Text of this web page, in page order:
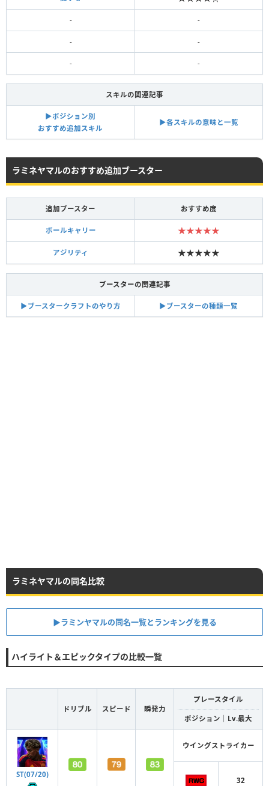
- -
- -
- -
スキルの関連記事
▶︎ポジション別
おすすめ追加スキル
▶︎各スキルの意味と一覧
ラミネヤマルのおすすめ追加ブースター
追加ブースター おすすめ度
ボールキャリー ★★★★★
アジリティ ★★★★★
ブースターの関連記事
▶︎ブースタークラフトのやり方 ▶︎ブースターの種類一覧
ラミネヤマルの同名比較
▶︎ラミンヤマルの同名一覧とランキングを見る
ハイライト＆エピックタイプの比較一覧
ドリブル スピード 瞬発力
プレースタイル
ポジション｜Lv.最大
ST(07/20)
ウイングストライカー
32